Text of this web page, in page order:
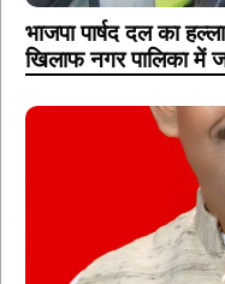
भाजपा पार्षद दल का
खिलाफ नगर पालिका में